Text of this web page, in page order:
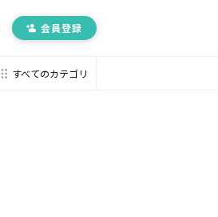
会員登録
すべてのカテゴリ